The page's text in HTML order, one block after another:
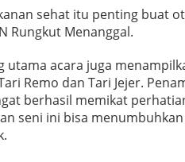
sehat itu penting buat
Rungkut Menanggal.
utama acara juga
Remo dan Tari Jejer.
berhasil memikat
seni ini bisa